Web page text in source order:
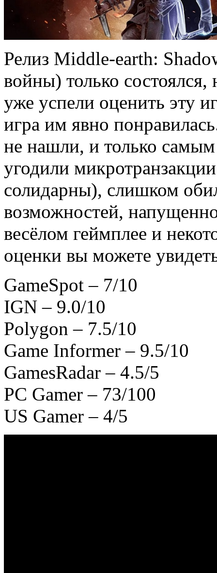
Релиз Middle-earth:
войны) только
уже успели оценить эту
игра им явно
не нашли, и только
угодили
солидарны), слишком
возможностей,
весёлом геймплее и
оценки вы можете
GameSpot – 7/10
IGN – 9.0/10
Polygon – 7.5/10
Game Informer – 9.5/10
GamesRadar – 4.5/5
PC Gamer – 73/100
US Gamer – 4/5